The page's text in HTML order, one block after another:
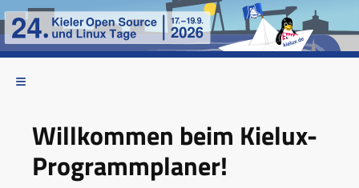
Willkommen beim Kielux-
Programmplaner!